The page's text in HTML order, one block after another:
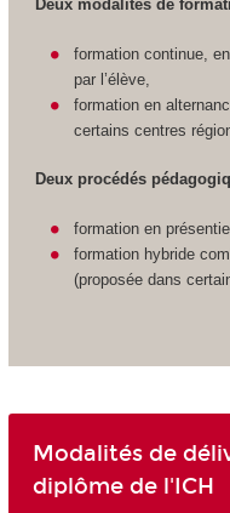
Deux modalités de
formation continue,
par l’élève,
formation en
certains centres
Deux procédés
formation en présentiel,
formation hybride
(proposée dans
Modalités de
diplôme de l'ICH